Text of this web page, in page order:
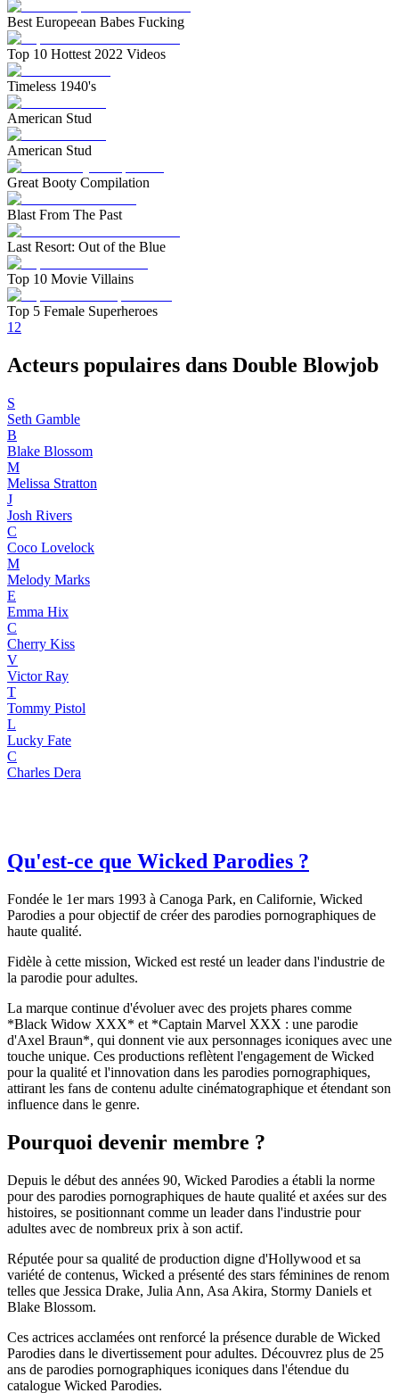
Best Europeean Babes Fucking
Top 10 Hottest 2022 Videos
Timeless 1940's
American Stud
American Stud
Great Booty Compilation
Blast From The Past
Last Resort: Out of the Blue
Top 10 Movie Villains
Top 5 Female Superheroes
1 2
Acteurs populaires dans Double Blowjob
S
Seth Gamble
B
Blake Blossom
M
Melissa Stratton
J
Josh Rivers
C
Coco Lovelock
M
Melody Marks
E
Emma Hix
C
Cherry Kiss
V
Victor Ray
T
Tommy Pistol
L
Lucky Fate
C
Charles Dera
Qu'est-ce que Wicked Parodies ?
Fondée le 1er mars 1993 à Canoga Park, en Californie, Wicked
Parodies a pour objectif de créer des parodies pornographiques de
haute qualité.
Fidèle à cette mission, Wicked est resté un leader dans l'industrie de
la parodie pour adultes.
La marque continue d'évoluer avec des projets phares comme
*Black Widow XXX* et *Captain Marvel XXX : une parodie
d'Axel Braun*, qui donnent vie aux personnages iconiques avec une
touche unique. Ces productions reflètent l'engagement de Wicked
pour la qualité et l'innovation dans les parodies pornographiques,
attirant les fans de contenu adulte cinématographique et étendant son
influence dans le genre.
Pourquoi devenir membre ?
Depuis le début des années 90, Wicked Parodies a établi la norme
pour des parodies pornographiques de haute qualité et axées sur des
histoires, se positionnant comme un leader dans l'industrie pour
adultes avec de nombreux prix à son actif.
Réputée pour sa qualité de production digne d'Hollywood et sa
variété de contenus, Wicked a présenté des stars féminines de renom
telles que Jessica Drake, Julia Ann, Asa Akira, Stormy Daniels et
Blake Blossom.
Ces actrices acclamées ont renforcé la présence durable de Wicked
Parodies dans le divertissement pour adultes. Découvrez plus de 25
ans de parodies pornographiques iconiques dans l'étendue du
catalogue Wicked Parodies.